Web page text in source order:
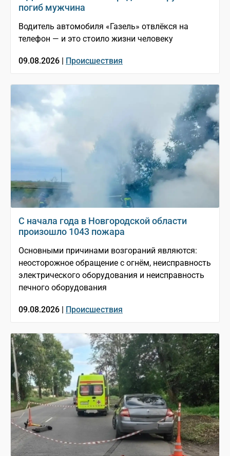
погиб мужчина
Водитель автомобиля «Газель» отвлёкся на
телефон — и это стоило жизни человеку
09.08.2026 | Происшествия
С начала года в Новгородской области
произошло 1043 пожара
Основными причинами возгораний являются:
неосторожное обращение с огнём, неисправность
электрического оборудования и неисправность
печного оборудования
09.08.2026 | Происшествия